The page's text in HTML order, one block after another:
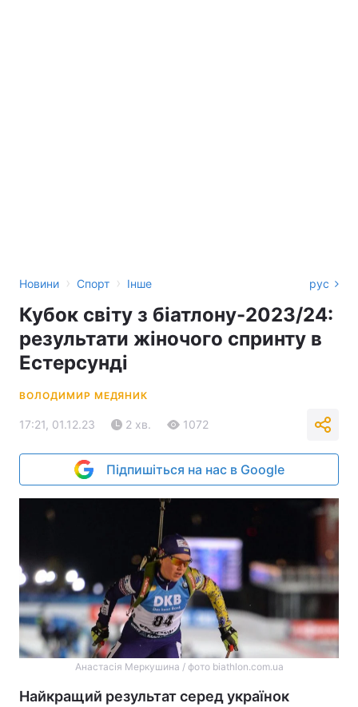
Новини › Спорт › Інше рус
Кубок світу з біатлону-2023/24:
результати жіночого спринту в
Естерсунді
ВОЛОДИМИР МЕДЯНИК
17:21, 01.12.23 2 хв. 1072
Підпишіться на нас в Google
Анастасія Меркушина / фото biathlon.com.ua
Найкращий результат серед українок